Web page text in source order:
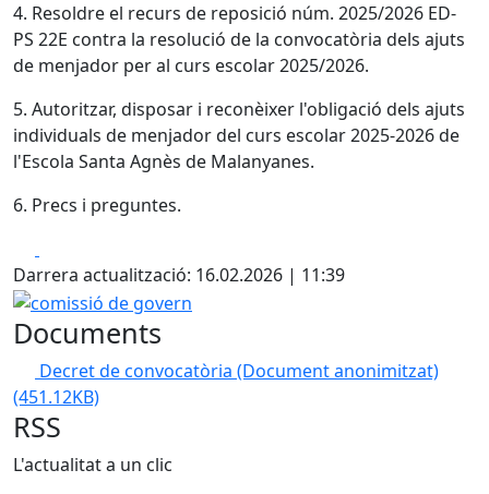
4. Resoldre el recurs de reposició núm. 2025/2026 ED-
PS 22E contra la resolució de la convocatòria dels ajuts
de menjador per al curs escolar 2025/2026.
5. Autoritzar, disposar i reconèixer l'obligació dels ajuts
individuals de menjador del curs escolar 2025-2026 de
l'Escola Santa Agnès de Malanyanes.
6. Precs i preguntes.
Darrera actualització: 16.02.2026 | 11:39
comissió de govern
Documents
Decret de convocatòria (Document anonimitzat)
(451.12KB)
RSS
L'actualitat a un clic